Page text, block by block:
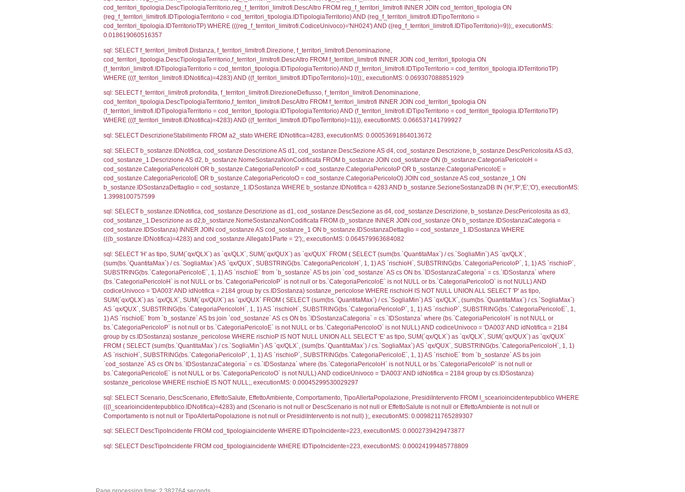
sql: SELECT f_territori_limitrofi.Distanza, f_territori_limitrofi.Direzione, f_territori_limitrofi.Denominazione,
f_territori_limitrofi.DescAltro FROM f_territori_limitrofi INNER JOIN cod_territori_tipologia ON
cod_territori_tipologia.IDTipologiaTerritorio) AND (f_territori_limitrofi.IDTipoTerritorio =
AND ((f_territori_limitrofi.IDTipoTerritorio)=3)), executionMS: 0.069816827774048
sql: SELECT f_territori_limitrofi.Distanza, f_territori_limitrofi.Direzione, f_territori_limitrofi.Denominazione,
cod_territori_tipologia.DescTipologiaTerritorio,f_territori_limitrofi.DescAltro FROM f_territori_limitrofi INNER JOIN
(f_territori_limitrofi.IDTipologiaTerritorio = cod_territori_tipologia.IDTipologiaTerritorio) AND
WHERE (((f_territori_limitrofi.IDNotifica)=4283) AND ((f_territori_limitrofi.IDTipoTerritorio)=4)), executionMS:
sql: SELECT f_territori_limitrofi.Distanza, f_territori_limitrofi.Direzione, f_territori_limitrofi.Denominazione,
f_territori_limitrofi.DescAltro FROM f_territori_limitrofi INNER JOIN cod_territori_tipologia ON
cod_territori_tipologia.IDTipologiaTerritorio) AND (f_territori_limitrofi.IDTipoTerritorio =
AND ((f_territori_limitrofi.IDTipoTerritorio)=5)), executionMS: 0.070194005966187
sql: SELECT reg_f_territori_limitrofi.Distanza, reg_f_territori_limitrofi.Direzione, reg_f_territori_limitrofi.Denominazione,
cod_territori_tipologia.DescTipologiaTerritorio,reg_f_territori_limitrofi.DescAltro FROM reg_f_territori_limitrofi INNER JOIN
(reg_f_territori_limitrofi.IDTipologiaTerritorio = cod_territori_tipologia.IDTipologiaTerritorio) AND
cod_territori_tipologia.IDTerritorioTP) WHERE (((reg_f_territori_limitrofi.CodiceUnivoco)='NH024') AND
0.019443988800049
sql: SELECT f_territori_limitrofi.Distanza, f_territori_limitrofi.Direzione, f_territori_limitrofi.Denominazione,
cod_territori_tipologia.DescTipologiaTerritorio,f_territori_limitrofi.DescAltro FROM f_territori_limitrofi INNER JOIN
(f_territori_limitrofi.IDTipologiaTerritorio = cod_territori_tipologia.IDTipologiaTerritorio) AND
WHERE (((f_territori_limitrofi.IDNotifica)=4283) AND ((f_territori_limitrofi.IDTipoTerritorio)=6)), executionMS:
sql: SELECT f_territori_limitrofi.Distanza, f_territori_limitrofi.Direzione, f_territori_limitrofi.Denominazione,
cod_territori_tipologia.DescTipologiaTerritorio,f_territori_limitrofi.DescAltro FROM f_territori_limitrofi INNER JOIN
(f_territori_limitrofi.IDTipologiaTerritorio = cod_territori_tipologia.IDTipologiaTerritorio) AND
WHERE (((f_territori_limitrofi.IDNotifica)=4283) AND ((f_territori_limitrofi.IDTipoTerritorio)=7)), executionMS:
(reg_f_territori_limitrofi.IDTipologiaTerritorio = cod_territori_tipologia.IDTipologiaTerritorio) AND